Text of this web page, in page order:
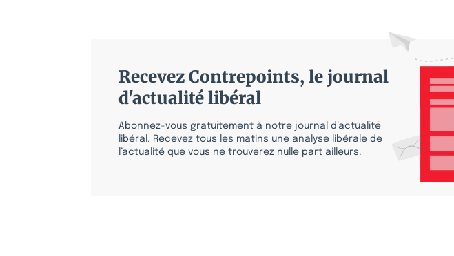
Recevez Contrepoints, le journal
d'actualité libéral
Abonnez-vous gratuitement à notre journal d’actualité
libéral. Recevez tous les matins une analyse libérale de
l’actualité que vous ne trouverez nulle part ailleurs.